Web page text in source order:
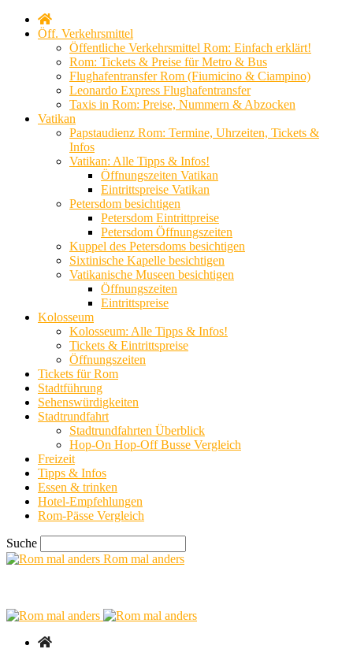
Öff. Verkehrsmittel
Öffentliche Verkehrsmittel Rom: Einfach erklärt!
Rom: Tickets & Preise für Metro & Bus
Flughafentransfer Rom (Fiumicino & Ciampino)
Leonardo Express Flughafentransfer
Taxis in Rom: Preise, Nummern & Abzocken
Vatikan
Papstaudienz Rom: Termine, Uhrzeiten, Tickets &
Infos
Vatikan: Alle Tipps & Infos!
Öffnungszeiten Vatikan
Eintrittspreise Vatikan
Petersdom besichtigen
Petersdom Eintrittpreise
Petersdom Öffnungszeiten
Kuppel des Petersdoms besichtigen
Sixtinische Kapelle besichtigen
Vatikanische Museen besichtigen
Öffnungszeiten
Eintrittspreise
Kolosseum
Kolosseum: Alle Tipps & Infos!
Tickets & Eintrittspreise
Öffnungszeiten
Tickets für Rom
Stadtführung
Sehenswürdigkeiten
Stadtrundfahrt
Stadtrundfahrten Überblick
Hop-On Hop-Off Busse Vergleich
Freizeit
Tipps & Infos
Essen & trinken
Hotel-Empfehlungen
Rom-Pässe Vergleich
Suche
Rom mal anders